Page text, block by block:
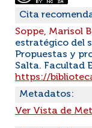
Cita
Soppe, Marisol
estratégico del
Propuestas y
Salta. Facultad
https://
Metadatos:
Ver Vista de